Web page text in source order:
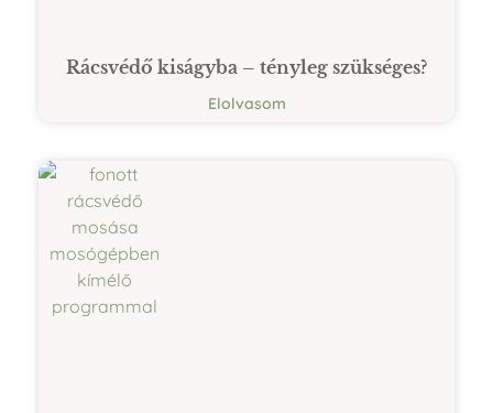
Rácsvédő kiságyba – tényleg szükséges?
Elolvasom